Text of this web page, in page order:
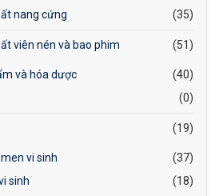
nang cứng (35)
viên nén và bao phim (51)
và hóa dược
(40)
(0)
(19)
vi sinh
(37)
sinh
(18)